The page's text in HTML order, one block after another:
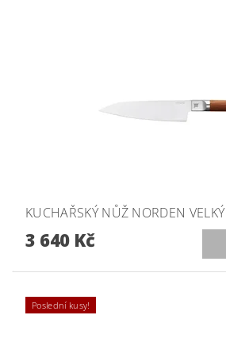
KUCHAŘSKÝ NŮŽ NORDEN VELKÝ
3 640 Kč
Poslední kusy!